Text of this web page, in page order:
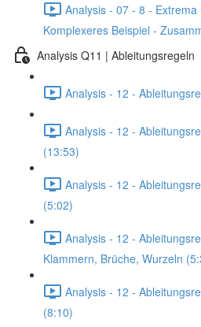
Analysis - 07 - 8 -
Komplexeres Beispiel -
Analysis Q11 | Ableitungsregeln
Analysis - 12 -
Analysis - 12 -
(13:53)
Analysis - 12 -
(5:02)
Analysis - 12 -
Klammern, Brüche, Wurzeln
Analysis - 12 -
(8:10)